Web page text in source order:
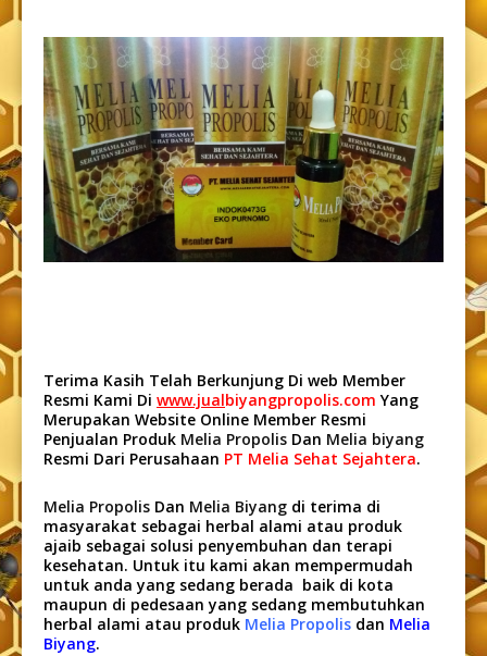
Terima Kasih Telah Berkunjung Di web Member
Resmi Kami Di www.jualbiyangpropolis.com Yang
Merupakan Website Online Member Resmi
Penjualan Produk Melia Propolis Dan Melia biyang
Resmi Dari Perusahaan PT Melia Sehat Sejahtera.
Melia Propolis Dan Melia Biyang di terima di
masyarakat sebagai herbal alami atau produk
ajaib sebagai solusi penyembuhan dan terapi
kesehatan. Untuk itu kami akan mempermudah
untuk anda yang sedang berada baik di kota
maupun di pedesaan yang sedang membutuhkan
herbal alami atau produk Melia Propolis dan Melia
Biyang.